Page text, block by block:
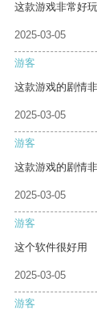
这款游戏非常好
2025-03-05
游客
这款游戏的剧情
2025-03-05
游客
这款游戏的剧情
2025-03-05
游客
这个软件很好用
2025-03-05
游客